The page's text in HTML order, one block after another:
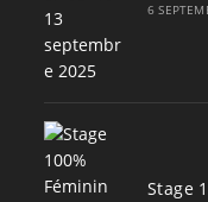
6
Stage